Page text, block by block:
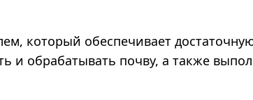
который обеспечивает
и обрабатывать почву, а также